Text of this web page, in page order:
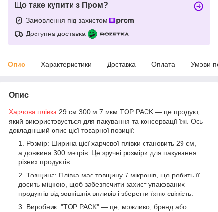
Що таке купити з Пром?
Замовлення під захистом
Доступна доставка
Опис Характеристики Доставка Оплата Умови
Опис
Харчова плівка 29 см 300 м 7 мкм TOP PACK — це продукт,
який використовується для пакування та консервації їжі. Ось
докладніший опис цієї товарної позиції:
Розмір: Ширина цієї харчової плівки становить 29 см,
а довжина 300 метрів. Це зручні розміри для пакування
різних продуктів.
Товщина: Плівка має товщину 7 мікронів, що робить її
досить міцною, щоб забезпечити захист упакованих
продуктів від зовнішніх впливів і зберегти їхню свіжість.
Виробник: "TOP PACK" — це, можливо, бренд або